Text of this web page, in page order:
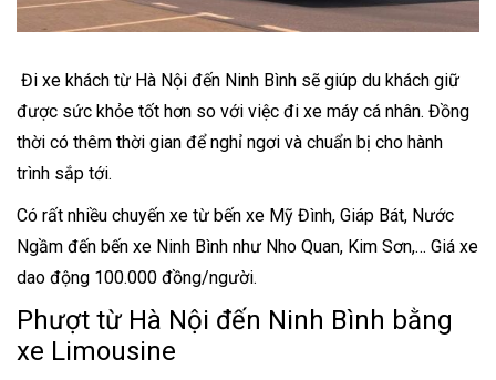
Đi xe khách từ Hà Nội đến Ninh Bình sẽ giúp du khách giữ
được sức khỏe tốt hơn so với việc đi xe máy cá nhân. Đồng
thời có thêm thời gian để nghỉ ngơi và chuẩn bị cho hành
trình sắp tới.
Có rất nhiều chuyến xe từ bến xe Mỹ Đình, Giáp Bát, Nước
Ngầm đến bến xe Ninh Bình như Nho Quan, Kim Sơn,… Giá xe
dao động 100.000 đồng/người.
Phượt từ Hà Nội đến Ninh Bình bằng
xe Limousine